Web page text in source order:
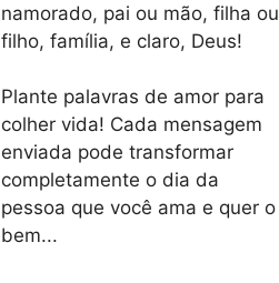
namorado, pai ou mão, filha ou
filho, família, e claro, Deus!
Plante palavras de amor para
colher vida! Cada mensagem
enviada pode transformar
completamente o dia da
pessoa que você ama e quer o
bem...